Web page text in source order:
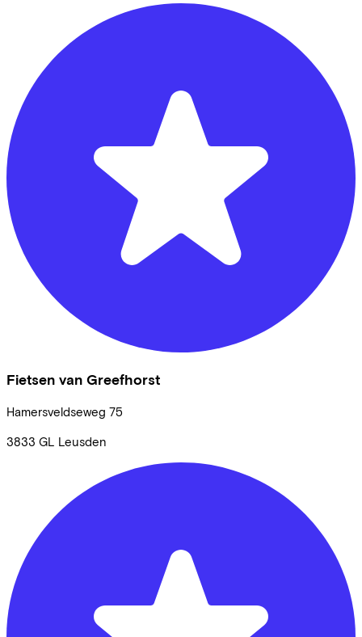
Fietsen van Greefhorst
Hamersveldseweg 75
3833 GL Leusden